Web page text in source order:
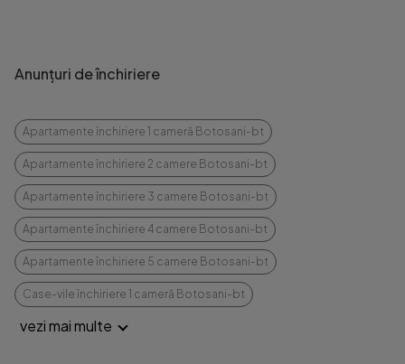
Anunțuri de închiriere
Apartamente închiriere 1 cameră Botosani-bt
Apartamente închiriere 2 camere Botosani-bt
Apartamente închiriere 3 camere Botosani-bt
Apartamente închiriere 4 camere Botosani-bt
Apartamente închiriere 5 camere Botosani-bt
Case-vile închiriere 1 cameră Botosani-bt
vezi mai multe